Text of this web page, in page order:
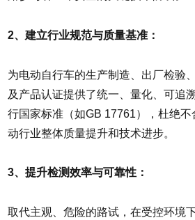
2、建立行业规范与质量基准：
为电动自行车的生产制造、出厂检验
及产品认证提供了统一、量化、可追
行国家标准（如GB 17761），杜绝
动行业整体质量提升和技术进步。
3、提升检测效率与可靠性：
取代主观、危险的路试，在受控环境